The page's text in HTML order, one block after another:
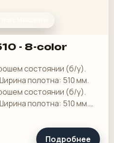
- 8-color
состоянии (б/у).
полотна: 510 мм.
состоянии (б/у).
полотна: 510 мм.
Подробнее